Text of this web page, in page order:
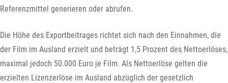
Referenzmittel generieren oder abrufen.
Die Höhe des Exportbeitrages richtet sich nach den Einnahmen, die
der Film im Ausland erzielt und beträgt 1,5 Prozent des Nettoerlöses,
maximal jedoch 50.000 Euro je Film. Als Nettoerlöse gelten die
erzielten Lizenzerlöse im Ausland abzüglich der gesetzlich